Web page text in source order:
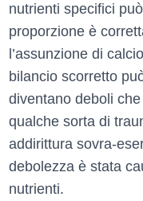
nutrienti specifici
proporzione è
l’assunzione di
bilancio scorretto
diventano deboli
qualche sorta di
addirittura sovra-
debolezza è stata
nutrienti.